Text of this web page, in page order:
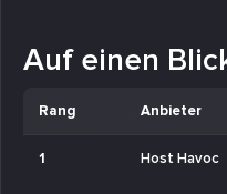
Auf einen
Rang Anbieter
1 Host Havoc